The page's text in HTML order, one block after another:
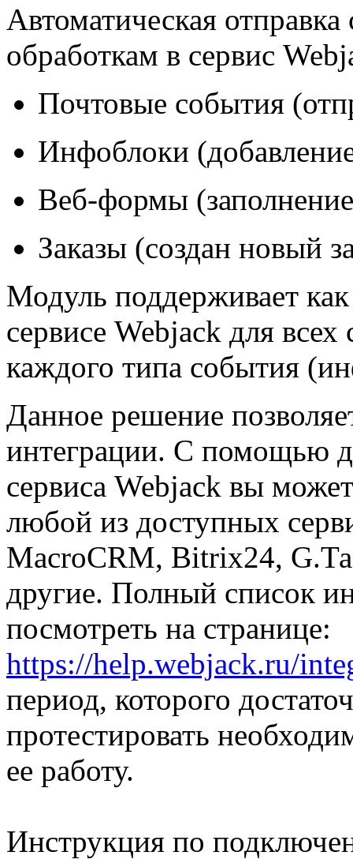
Автоматическая
обработкам в сервис
Почтовые события
Инфоблоки
Веб-формы
Заказы (создан новый
Модуль поддерживает
сервисе Webjack для
каждого типа события
Данное решение
интеграции. С помощью
сервиса Webjack вы
любой из доступных
MacroCRM, Bitrix24,
другие. Полный список
посмотреть на странице:
https://help.webjack.ru/
период, которого
протестировать
ее работу.
Инструкция по